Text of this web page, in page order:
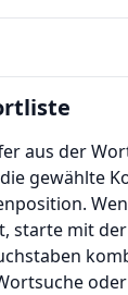
aus der
gewählte
starte mit